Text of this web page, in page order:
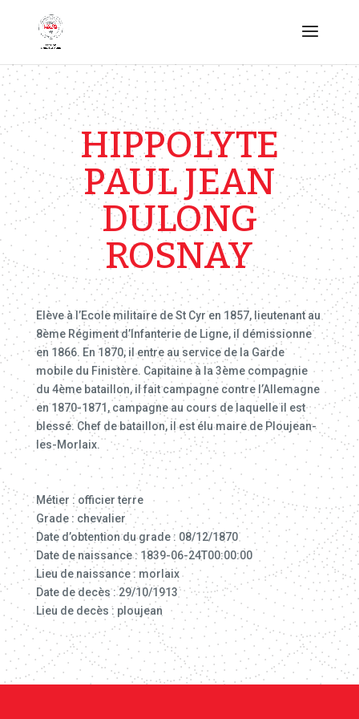
HIPPOLYTE
PAUL JEAN
DULONG
ROSNAY
Elève à l’Ecole militaire de St Cyr en 1857, lieutenant au
8ème Régiment d’Infanterie de Ligne, il démissionne
en 1866. En 1870, il entre au service de la Garde
mobile du Finistère. Capitaine à la 3ème compagnie
du 4ème bataillon, il fait campagne contre l’Allemagne
en 1870-1871, campagne au cours de laquelle il est
blessé. Chef de bataillon, il est élu maire de Ploujean-
les-Morlaix.
Métier : officier terre
Grade : chevalier
Date d’obtention du grade : 08/12/1870
Date de naissance : 1839-06-24T00:00:00
Lieu de naissance : morlaix
Date de decès : 29/10/1913
Lieu de decès : ploujean